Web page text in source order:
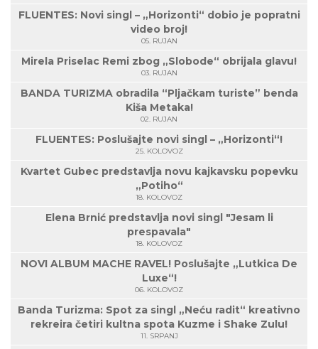
FLUENTES: Novi singl – „Horizonti“ dobio je popratni
video broj!
05. RUJAN
Mirela Priselac Remi zbog „Slobode“ obrijala glavu!
03. RUJAN
BANDA TURIZMA obradila “Pljačkam turiste” benda
Kiša Metaka!
02. RUJAN
FLUENTES: Poslušajte novi singl – „Horizonti“!
25. KOLOVOZ
Kvartet Gubec predstavlja novu kajkavsku popevku
„Potiho“
18. KOLOVOZ
Elena Brnić predstavlja novi singl "Jesam li
prespavala"
18. KOLOVOZ
NOVI ALBUM MACHE RAVEL! Poslušajte „Lutkica De
Luxe“!
06. KOLOVOZ
Banda Turizma: Spot za singl „Neću radit“ kreativno
rekreira četiri kultna spota Kuzme i Shake Zulu!
11. SRPANJ